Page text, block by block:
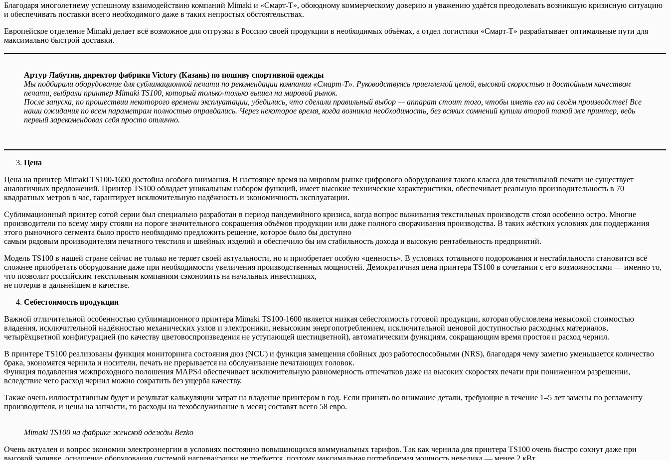
Благодаря многолетнему успешному взаимодействию компаний Mimaki и «Смарт-Т», обоюдному коммерческому доверию и уважению удаётся преодолевать возникшую кризисную ситуацию
и обеспечивать поставки всего необходимого даже в таких непростых обстоятельствах.
Европейское отделение Mimaki делает всё возможное для отгрузки в Россию своей продукции в необходимых объёмах, а отдел логистики «Смарт-Т» разрабатывает оптимальные пути для
максимально быстрой доставки.
Артур Лабутин, директор фабрики Victory (Казань) по пошиву спортивной одежды
Мы подбирали оборудование для сублимационной печати по рекомендации компании «Смарт-Т». Руководствуясь приемлемой ценой, высокой скоростью и достойным качеством
печати, выбрали принтер Mimaki TS100, который только-только вышел на мировой рынок.
После запуска, по прошествии некоторого времени эксплуатации, убедились, что сделали правильный выбор — аппарат стоит того, чтобы иметь его на своём производстве! Все
наши ожидания по всем параметрам полностью оправдались. Через некоторое время, когда возникла необходимость, без всяких сомнений купили второй такой же принтер, ведь
первый зарекомендовал себя просто отлично.
Цена
Цена на принтер Mimaki TS100-1600 достойна особого внимания. В настоящее время на мировом рынке цифрового оборудования такого класса для текстильной печати не существует
аналогичных предложений. Принтер TS100 обладает уникальным набором функций, имеет высокие технические характеристики, обеспечивает реальную производительность в 70
квадратных метров в час, гарантирует исключительную надёжность и экономичность эксплуатации.
Сублимационный принтер сотой серии был специально разработан в период пандемийного кризиса, когда вопрос выживания текстильных производств стоял особенно остро. Многие
производители по всему миру стояли на пороге значительного сокращения объёмов продукции или даже полного сворачивания производства. В таких жёстких условиях для поддержания
этого рыночного сегмента было просто необходимо предложить решение, которое было бы доступно
самым рядовым производителям печатного текстиля и швейных изделий и обеспечило бы им стабильность дохода и высокую рентабельность предприятий.
Модель TS100 в нашей стране сейчас не только не теряет своей актуальности, но и приобретает особую «ценность». В условиях тотального подорожания и нестабильности становится всё
сложнее приобретать оборудование даже при необходимости увеличения производственных мощностей. Демократичная цена принтера TS100 в сочетании с его возможностями — именно то,
что позволит российским текстильным компаниям сэкономить на начальных инвестициях,
не потеряв в дальнейшем в качестве.
Себестоимость продукции
Важной отличительной особенностью сублимационного принтера Mimaki TS100-1600 является низкая себестоимость готовой продукции, которая обусловлена невысокой стоимостью
владения, исключительной надёжностью механических узлов и электроники, невысоким энергопотреблением, исключительной ценовой доступностью расходных материалов,
четырёхцветной конфигурацией (по качеству цветовоспроизведения не уступающей шестицветной), автоматическим функциям, сокращающим время простоя и расход чернил.
В принтере TS100 реализованы функция мониторинга состояния дюз (NCU) и функция замещения сбойных дюз работоспособными (NRS), благодаря чему заметно уменьшается количество
брака, экономятся чернила и носители, печать не прерывается на обслуживание печатающих головок.
Функция подавления межпроходного полошения MAPS4 обеспечивает исключительную равномерность отпечатков даже на высоких скоростях печати при пониженном разрешении,
вследствие чего расход чернил можно сократить без ущерба качеству.
Также очень иллюстративным будет и результат калькуляции затрат на владение принтером в год. Если принять во внимание детали, требующие в течение 1–5 лет замены по регламенту
производителя, и цены на запчасти, то расходы на техобслуживание в месяц составят всего 58 евро.
Mimaki TS100 на фабрике женской одежды Bezko
Очень актуален и вопрос экономии электроэнергии в условиях постоянно повышающихся коммунальных тарифов. Так как чернила для принтера TS100 очень быстро сохнут даже при
высокой заливке, оснащение оборудования системой нагрева/сушки не требуется, поэтому максимальная потребляемая мощность невелика — менее 2 кВт.